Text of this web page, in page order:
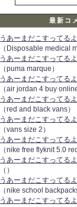
最新コ
うあーまだこすってる
（Disposable medical
うあーまだこすってる
（puma marque）
うあーまだこすってる
（air jordan 4 buy online
うあーまだこすってる
（red and black vans）
うあーまだこすってる
（vans size 2）
うあーまだこすってる
（nike free flyknit 5.0 red
うあーまだこすってる
（）
うあーまだこすってる
（nike school
うあーまだこすってる